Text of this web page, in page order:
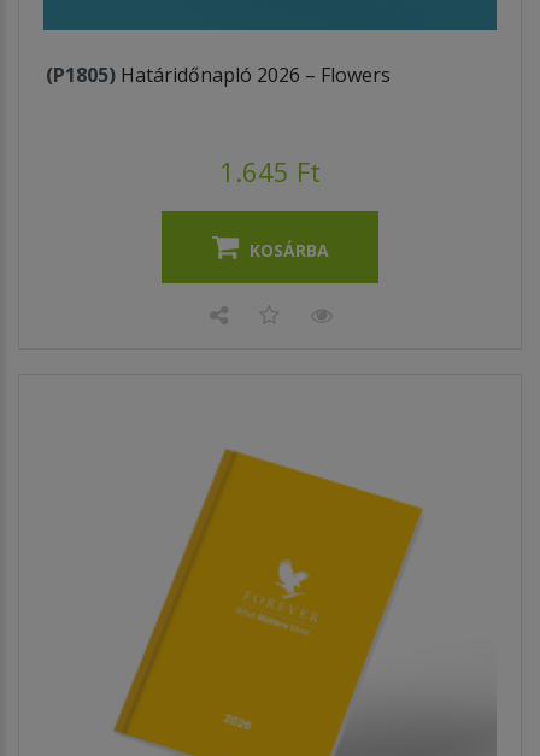
(P1805) Határidőnapló 2026 – Flowers
1.645 Ft
KOSÁRBA